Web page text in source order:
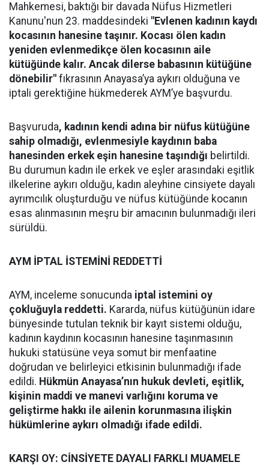
Mahkemesi, baktığı bir davada Nüfus Hizmetleri
Kanunu'nun 23. maddesindeki "Evlenen kadının kaydı
kocasının hanesine taşınır. Kocası ölen kadın
yeniden evlenmedikçe ölen kocasının aile
kütüğünde kalır. Ancak dilerse babasının kütüğüne
dönebilir" fıkrasının Anayasa’ya aykırı olduğuna ve
iptali gerektiğine hükmederek AYM’ye başvurdu.
Başvuruda, kadının kendi adına bir nüfus kütüğüne
sahip olmadığı, evlenmesiyle kaydının baba
hanesinden erkek eşin hanesine taşındığı belirtildi.
Bu durumun kadın ile erkek ve eşler arasındaki eşitlik
ilkelerine aykırı olduğu, kadın aleyhine cinsiyete dayalı
ayrımcılık oluşturduğu ve nüfus kütüğünde kocanın
esas alınmasının meşru bir amacının bulunmadığı ileri
sürüldü.
AYM İPTAL İSTEMİNİ REDDETTİ
AYM, inceleme sonucunda iptal istemini oy
çokluğuyla reddetti. Kararda, nüfus kütüğünün idare
bünyesinde tutulan teknik bir kayıt sistemi olduğu,
kadının kaydının kocasının hanesine taşınmasının
hukuki statüsüne veya somut bir menfaatine
doğrudan ve belirleyici etkisinin bulunmadığı ifade
edildi. Hükmün Anayasa’nın hukuk devleti, eşitlik,
kişinin maddi ve manevi varlığını koruma ve
geliştirme hakkı ile ailenin korunmasına ilişkin
hükümlerine aykırı olmadığı ifade edildi.
KARŞI OY: CİNSİYETE DAYALI FARKLI MUAMELE